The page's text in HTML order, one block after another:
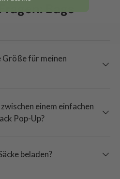
Bags
Größe für meinen
einem einfachen
Pop-Up?
beladen?